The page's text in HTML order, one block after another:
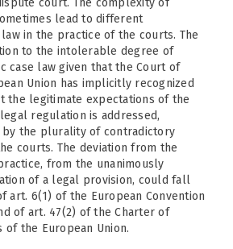
court. The complexity of
lead to different
in the practice of the courts. The
to the intolerable degree of
case law given that the Court of
Union has implicitly recognized
the legitimate expectations of the
regulation is addressed,
the plurality of contradictory
courts. The deviation from the
from the unanimously
of a legal provision, could fall
art. 6(1) of the European Convention
of art. 47(2) of the Charter of
of the European Union.